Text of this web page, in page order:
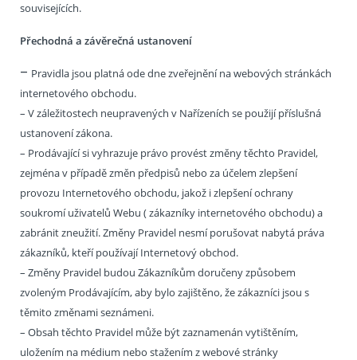
souvisejících.
Přechodná a závěrečná ustanovení
– Pravidla jsou platná ode dne zveřejnění na webových stránkách
internetového obchodu.
– V záležitostech neupravených v Nařízeních se použijí příslušná
ustanovení zákona.
– Prodávající si vyhrazuje právo provést změny těchto Pravidel,
zejména v případě změn předpisů nebo za účelem zlepšení
provozu Internetového obchodu, jakož i zlepšení ochrany
soukromí uživatelů Webu ( zákazníky internetového obchodu) a
zabránit zneužití. Změny Pravidel nesmí porušovat nabytá práva
zákazníků, kteří používají Internetový obchod.
– Změny Pravidel budou Zákazníkům doručeny způsobem
zvoleným Prodávajícím, aby bylo zajištěno, že zákazníci jsou s
těmito změnami seznámeni.
– Obsah těchto Pravidel může být zaznamenán vytištěním,
uložením na médium nebo stažením z webové stránky